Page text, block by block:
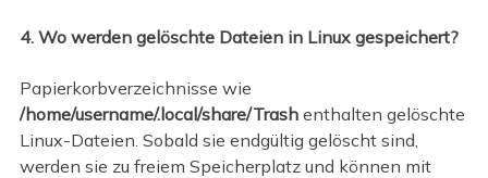
4. Wo werden gelöschte Dateien in Linux gespeichert?
Papierkorbverzeichnisse wie
/home/username/.local/share/Trashenthalten gelöschte
Linux-Dateien. Sobald sie endgültig gelöscht sind,
werden sie zu freiem Speicherplatz und können mit